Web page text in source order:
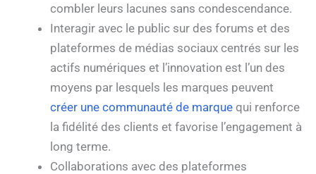
combler leurs lacunes sans condescendance.
Interagir avec le public sur des forums et des
plateformes de médias sociaux centrés sur les
actifs numériques et l’innovation est l’un des
moyens par lesquels les marques peuvent
créer une communauté de marque qui renforce
la fidélité des clients et favorise l’engagement à
long terme.
Collaborations avec des plateformes